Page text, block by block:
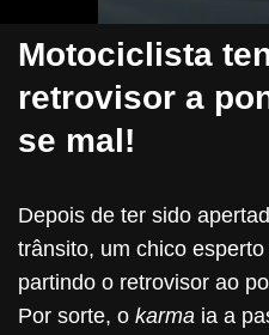
Motociclista
retrovisor a
se mal!
Depois de ter sido
trânsito, um chico esperto
partindo o retrovisor ao
Por sorte, o karma ia a